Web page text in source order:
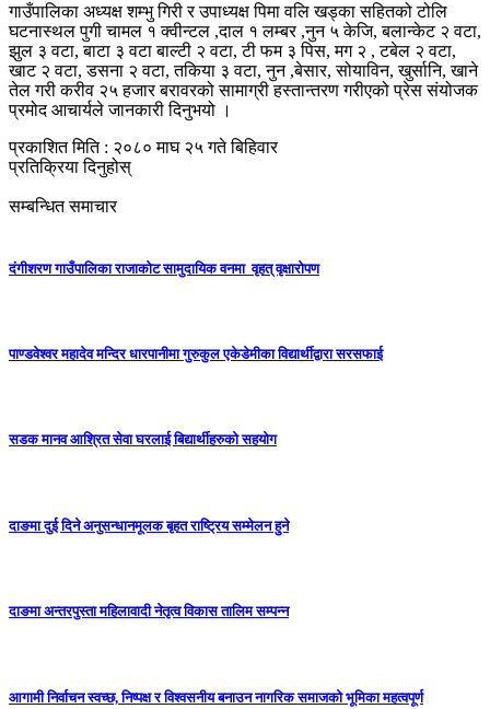
गाउँपालिका अध्यक्ष शम्भु गिरी र उपाध्यक्ष पिमा वलि खड्का सहितको टोलि
घटनास्थल पुगी चामल १ क्वीन्टल ,दाल १ लम्बर ,नुन ५ केजि, बलान्केट २ वटा,
झुल ३ वटा, बाटा ३ वटा बाल्टी २ वटा, टी फम ३ पिस, मग २ , टबेल २ वटा,
खाट २ वटा, डसना २ वटा, तकिया ३ वटा, नुन ,बेसार, सोयाविन, खुर्सानि, खाने
तेल गरी करीव २५ हजार बरावरको सामाग्री हस्तान्तरण गरीएको प्रेस संयोजक
प्रमोद आचार्यले जानकारी दिनुभयो ।
प्रकाशित मिति : २०८० माघ २५ गते बिहिवार
प्रतिक्रिया दिनुहोस्
सम्बन्धित समाचार
दंगीशरण गाउँपालिका राजाकाेट सामुदायिक वनमा वृहत् वृक्षारोपण
पाण्डवेश्वर महादेव मन्दिर धारपानीमा गुरुकुल एकेडेमीका विद्यार्थीद्वारा सरसफाई
सडक मानव आश्रित सेवा घरलाई बिद्यार्थीहरुको सहयोग
दाङमा दुई दिने अनुसन्धानमूलक बृहत राष्ट्रिय सम्मेलन हुने
दाङमा अन्तरपुस्ता महिलावादी नेतृत्व विकास तालिम सम्पन्न
आगामी निर्वाचन स्वच्छ, निष्पक्ष र विश्वसनीय बनाउन नागरिक समाजको भूमिका महत्वपूर्ण